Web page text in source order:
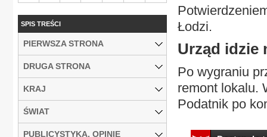
Łodzi.
Urząd idzie
Po wygraniu
remont lokalu.
Podatnik po
SPIS TREŚCI
PIERWSZA STRONA
DRUGA STRONA
KRAJ
ŚWIAT
PUBLICYSTYKA, OPINIE